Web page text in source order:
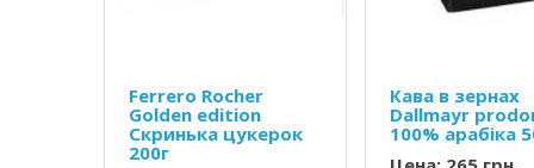
Ferrero Rocher
Golden edition
Скринька цукерок
200г
Кава в зернах
Dallmayr
100% арабіка